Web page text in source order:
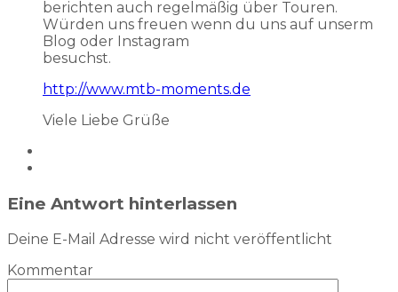
berichten auch regelmäßig über Touren.
Würden uns freuen wenn du uns auf unserm
Blog oder Instagram
besuchst.
http://www.mtb-moments.de
Viele Liebe Grüße
Eine Antwort hinterlassen
Deine E-Mail Adresse wird nicht veröffentlicht
Kommentar